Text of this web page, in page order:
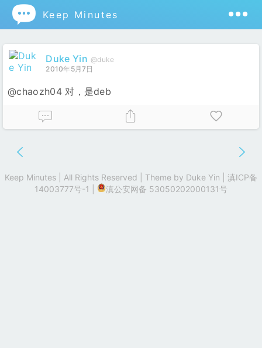
 Keep Minutes
Duke Yin @duke
2010年5月7日
@chaozh04 对，是deb
Keep Minutes | All Rights Reserved | Theme by Duke Yin
滇ICP备
14003777号-1
滇公安网备 53050202000131号